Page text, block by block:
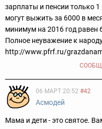
зарплаты и пенсии только 1
могут выжить за 6000 в
минимум на 2016 год
Полное неуважение к
http://www.pfrf.ru/
06 МАРТ 20:52 #42
Асмодей
Мама и дети - это святое.